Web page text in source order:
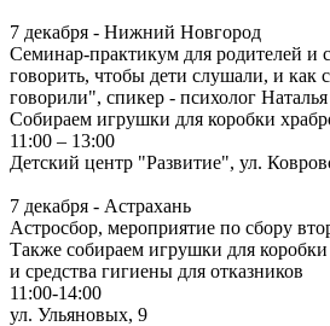
7 декабря - Нижний Новгород
Семинар-практикум для родителей и
говорить, чтобы дети слушали, и как
говорили", спикер - психолог
Собираем игрушки для коробки
11:00 – 13:00
Детский центр "Развитие", ул.
7 декабря - Астрахань
Астросбор, мероприятие по сбору
Также собираем игрушки для
и средства гигиены для отказников
11:00-14:00
ул. Ульяновых, 9